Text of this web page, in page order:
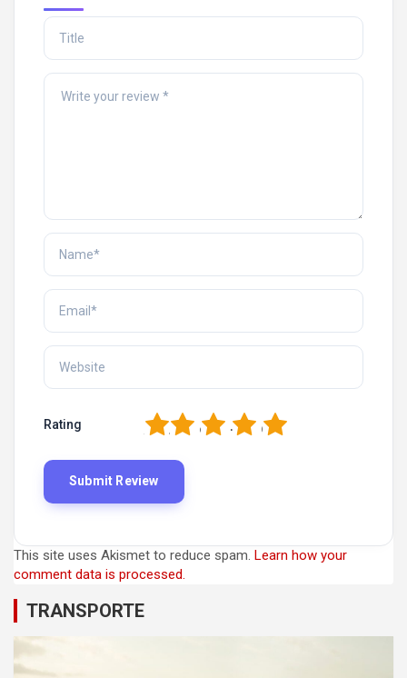
Rating 5
4
3
2
This site uses Akismet to reduce spam. Learn how your
comment data is processed.
TRANSPORTE